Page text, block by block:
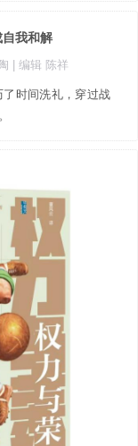
自我和解
| 编辑 陈祥
时间洗礼，穿过战